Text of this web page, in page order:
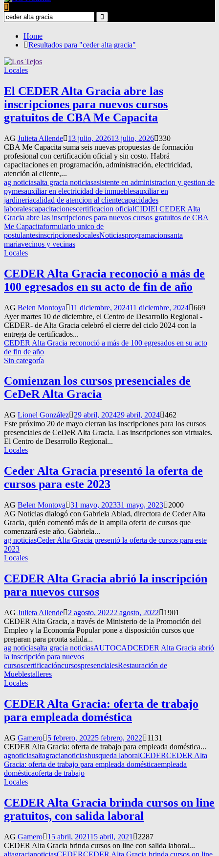
Search
for:
Search
Home
Resultados para "ceder alta gracia"
Locales
El CEDER Alta Gracia abre las
inscripciones para nuevos cursos
gratuitos de CBA Me Capacita
AG Julieta Allende 13 julio, 202613 julio, 2026 330
CBA Me Capacita suma seis nuevas propuestas de formación
profesional con certificación oficial y sin costo. Habrá
capacitaciones en programación, administración, electricidad,
atención al cliente,...
ag noticiasalta gracia noticiasasistente en administracion y gestion de
pymesauxiliar en electricidad de inmueblesauxiliar en
jardineriacalidad de atencion al clientecapacidades
laboralescapacitacionescertificacion oficialCIDIEl CEDER Alta
Gracia abre las inscripciones para nuevos cursos gratuitos de CBA
Me Capacitaformulario unico de
postulantesinscripcioneslocalesNoticiasprogramacionsanta
mariavecinos y vecinas
Locales
CEDER Alta Gracia reconoció a más de
100 egresados en su acto de fin de año
AG Belen Montoya 11 diciembre, 202411 diciembre, 2024 669
Ayer martes 10 de diciembre, el Centro de Desarrollo Regional -
CEDER- de Alta Gracia celebró el cierre del ciclo 2024 con la
entrega de certificados...
CEDER Alta Gracia reconoció a más de 100 egresados en su acto
de fin de año
Sin categoría
Comienzan los cursos presenciales de
CeDeR Alta Gracia
AG Lionel González 29 abril, 202429 abril, 2024 462
Este próximo 20 de mayo cierran las inscripciones para los cursos
presenciales de CeDeR Alta Gracia. Las inscripciones son virtuales.
El Centro de Desarrollo Regional...
Locales
Ceder Alta Gracia presentó la oferta de
cursos para este 2023
AG Belen Montoya 31 mayo, 202331 mayo, 2023
2000
AG Noticias dialogó con Gabriela Abiad, directora de Ceder Alta
Gracia, quién comentó más de la amplia oferta de cursos que
comenzará este año. Gabriela...
ag noticiasCeder Alta Gracia presentó la oferta de cursos para este
2023
Locales
CEDER Alta Gracia abrió la inscripción
para nuevos cursos
AG Julieta Allende 2 agosto, 20222 agosto, 2022
1901
CEDER Alta Gracia, a través de Ministerio de la Promoción del
Empleo y la Economía Popular pone a disposición cursos que
preparan para pronta salida...
ag noticiasalta gracia noticiasAUTOCADCEDER Alta Gracia abrió
la inscripción para nuevos
cursoscertificacióncursospresencialesRestauración de
Mueblestalleres
Locales
CEDER Alta Gracia: oferta de trabajo
para empleada doméstica
AG Gamero 5 febrero, 20225 febrero, 2022
1131
CEDER Alta Gracia: oferta de trabajo para empleada doméstica...
agnoticiasaltagracianoticiasbusqueda laboralCEDERCEDER Alta
Gracia: oferta de trabajo para empleada domésticaempleada
domésticaoferta de trabajo
Locales
CEDER Alta Gracia brinda cursos on line
gratuitos, con salida laboral
AG Gamero 15 abril, 202115 abril, 2021
2287
CEDER Alta Gracia brinda cursos on line con salida laboral...
altagracianoticiasCEDERCEDER Alta Gracia brinda cursos on line